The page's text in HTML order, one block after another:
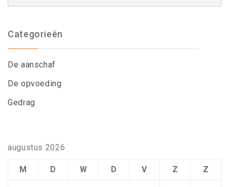
Categorieën
De aanschaf
De opvoeding
Gedrag
augustus 2026
M D W D V Z Z